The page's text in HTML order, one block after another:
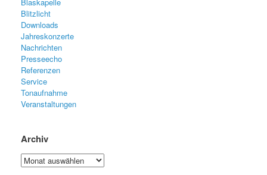
Blitzlicht
Downloads
Jahreskonzerte
Nachrichten
Presseecho
Referenzen
Service
Tonaufnahme
Veranstaltungen
Archiv
Archiv